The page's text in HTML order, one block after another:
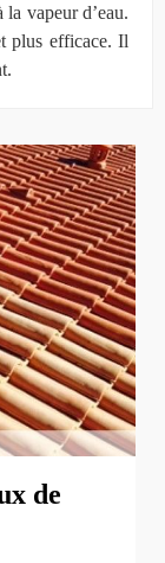
la vapeur d’eau.
plus efficace. Il
de